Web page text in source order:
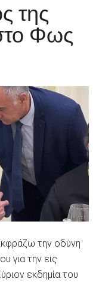
της
Φως
την οδύνη
για την εις
εκδημία του